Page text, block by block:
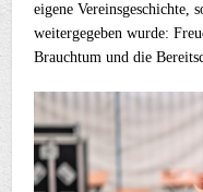
eigene Vereinsgeschichte,
weitergegeben wurde:
Brauchtum und die